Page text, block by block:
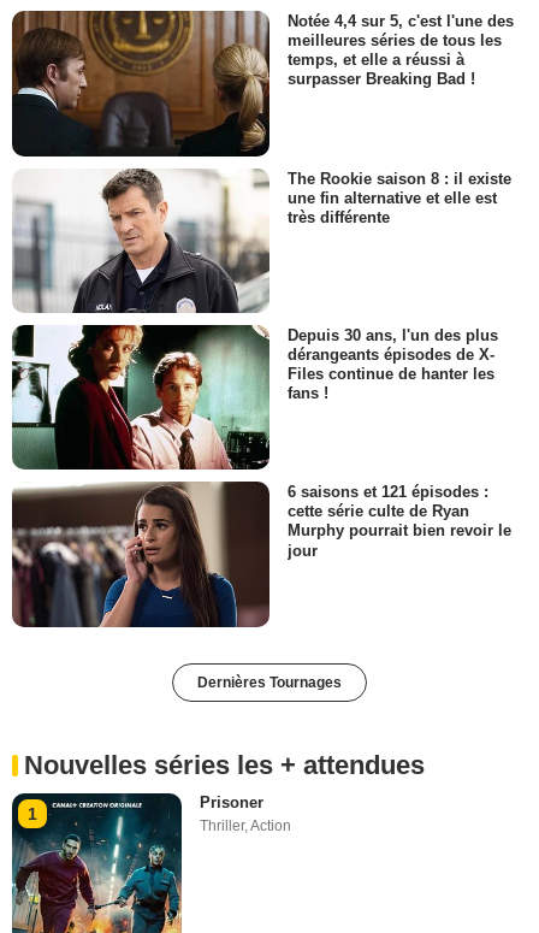
Notée 4,4 sur 5, c'est l'une des
meilleures séries de tous les
temps, et elle a réussi à
surpasser Breaking Bad !
The Rookie saison 8 : il existe
une fin alternative et elle est
très différente
Depuis 30 ans, l'un des plus
dérangeants épisodes de X-
Files continue de hanter les
fans !
6 saisons et 121 épisodes :
cette série culte de Ryan
Murphy pourrait bien revoir le
jour
Dernières Tournages
Nouvelles séries les + attendues
1
Prisoner
Thriller,Action